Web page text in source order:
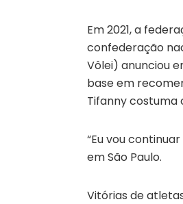
Em 2021, a
confederação
Vôlei) anunciou
base em
Tifanny costuma
“Eu vou
em São Paulo.
Vitórias de